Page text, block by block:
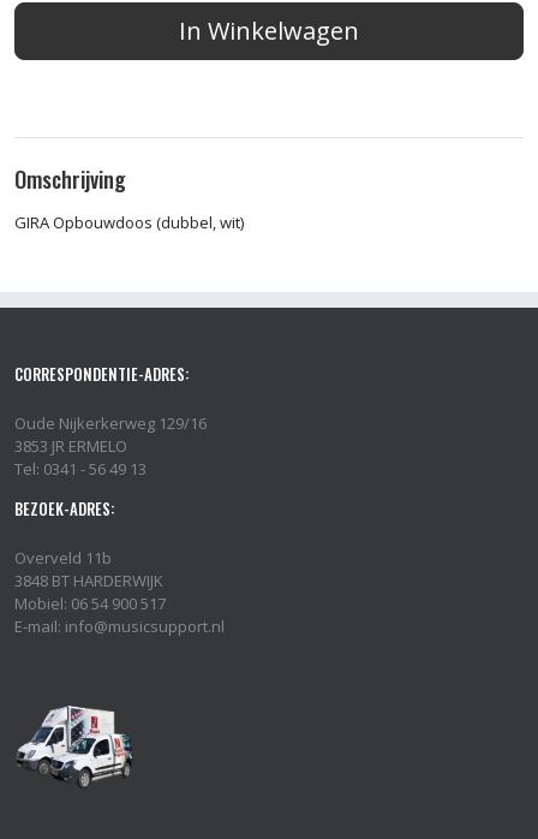
In Winkelwagen
Omschrijving
GIRA Opbouwdoos (dubbel, wit)
CORRESPONDENTIE-ADRES:
Oude Nijkerkerweg 129/16
3853 JR ERMELO
Tel: 0341 - 56 49 13
BEZOEK-ADRES:
Overveld 11b
3848 BT HARDERWIJK
Mobiel: 06 54 900 517
E-mail: info@musicsupport.nl